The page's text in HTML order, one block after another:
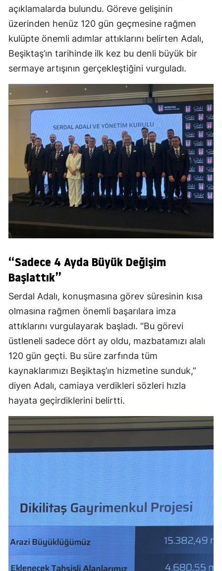
açıklamalarda bulundu. Göreve gelişinin
üzerinden henüz 120 gün geçmesine rağmen
kulüpte önemli adımlar attıklarını belirten Adalı,
Beşiktaş’ın tarihinde ilk kez bu denli büyük bir
sermaye artışının gerçekleştiğini vurguladı.
“Sadece 4 Ayda Büyük Değişim
Başlattık”
Serdal Adalı, konuşmasına görev süresinin kısa
olmasına rağmen önemli başarılara imza
attıklarını vurgulayarak başladı. “Bu görevi
üstleneli sadece dört ay oldu, mazbatamızı alalı
120 gün geçti. Bu süre zarfında tüm
kaynaklarımızı Beşiktaş’ın hizmetine sunduk,”
diyen Adalı, camiaya verdikleri sözleri hızla
hayata geçirdiklerini belirtti.